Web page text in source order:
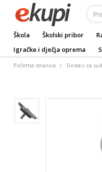
Škola Školski pribor
Igračke i dječja oprema
Početna stranica Dodaci za